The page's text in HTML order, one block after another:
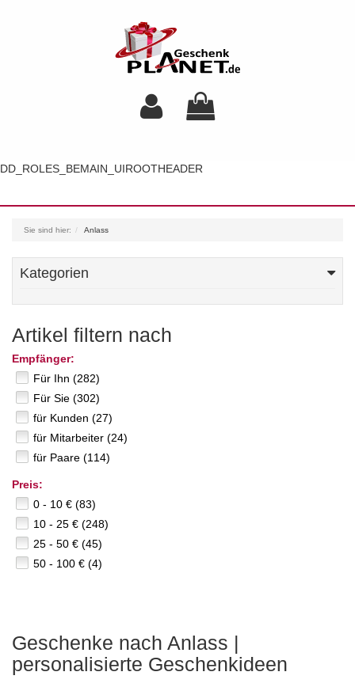
DD_ROLES_BEMAIN_UIROOTHEADER
Sie sind hier: Anlass
Kategorien
Artikel filtern nach
Empfänger:
Für Ihn (282)
Für Sie (302)
für Kunden (27)
für Mitarbeiter (24)
für Paare (114)
Preis:
0 - 10 € (83)
10 - 25 € (248)
25 - 50 € (45)
50 - 100 € (4)
Geschenke nach Anlass |
personalisierte Geschenkideen